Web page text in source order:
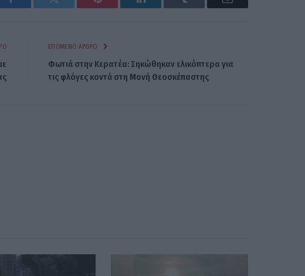
Facebook Twitter Pinterest LinkedIn Tumblr Email
ΕΠΌΜΕΝΟ ΆΡΘΡΟ
Φωτιά στην Κερατέα: Σηκώθηκαν ελικόπτερα για
τις φλόγες κοντά στη Μονή Θεοσκέπαστης